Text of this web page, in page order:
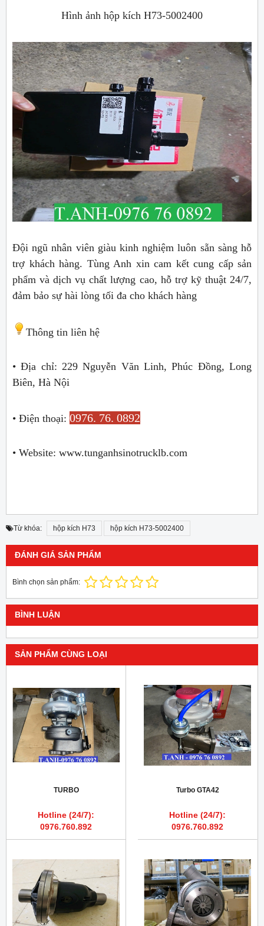
Hình ảnh hộp kích H73-5002400
Đội ngũ nhân viên giàu kinh nghiệm luôn sẵn sàng hỗ
trợ khách hàng. Tùng Anh xin cam kết cung cấp sản
phẩm và dịch vụ chất lượng cao, hỗ trợ kỹ thuật 24/7,
đảm bảo sự hài lòng tối đa cho khách hàng
Thông tin liên hệ
• Địa chỉ: 229 Nguyễn Văn Linh, Phúc Đồng, Long
Biên, Hà Nội
• Điện thoại: 0976. 76. 0892
• Website: www.tunganhsinotrucklb.com
Từ khóa: hộp kích H73 hộp kích H73-5002400
ĐÁNH GIÁ SẢN PHẨM
Bình chọn sản phẩm:
BÌNH LUẬN
SẢN PHẨM CÙNG LOẠI
TURBO
Hotline (24/7):
0976.760.892
Turbo GTA42
Hotline (24/7):
0976.760.892